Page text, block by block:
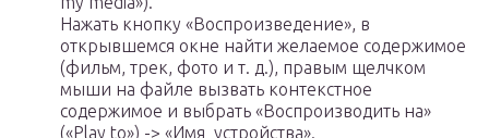
Нажать кнопку «Воспроизведение», в
открывшемся окне найти желаемое содержимое
(фильм, трек, фото и т. д.), правым щелчком
мыши на файле вызвать контекстное
содержимое и выбрать «Воспроизводить на»
(«Play to») -> «Имя_устройства».